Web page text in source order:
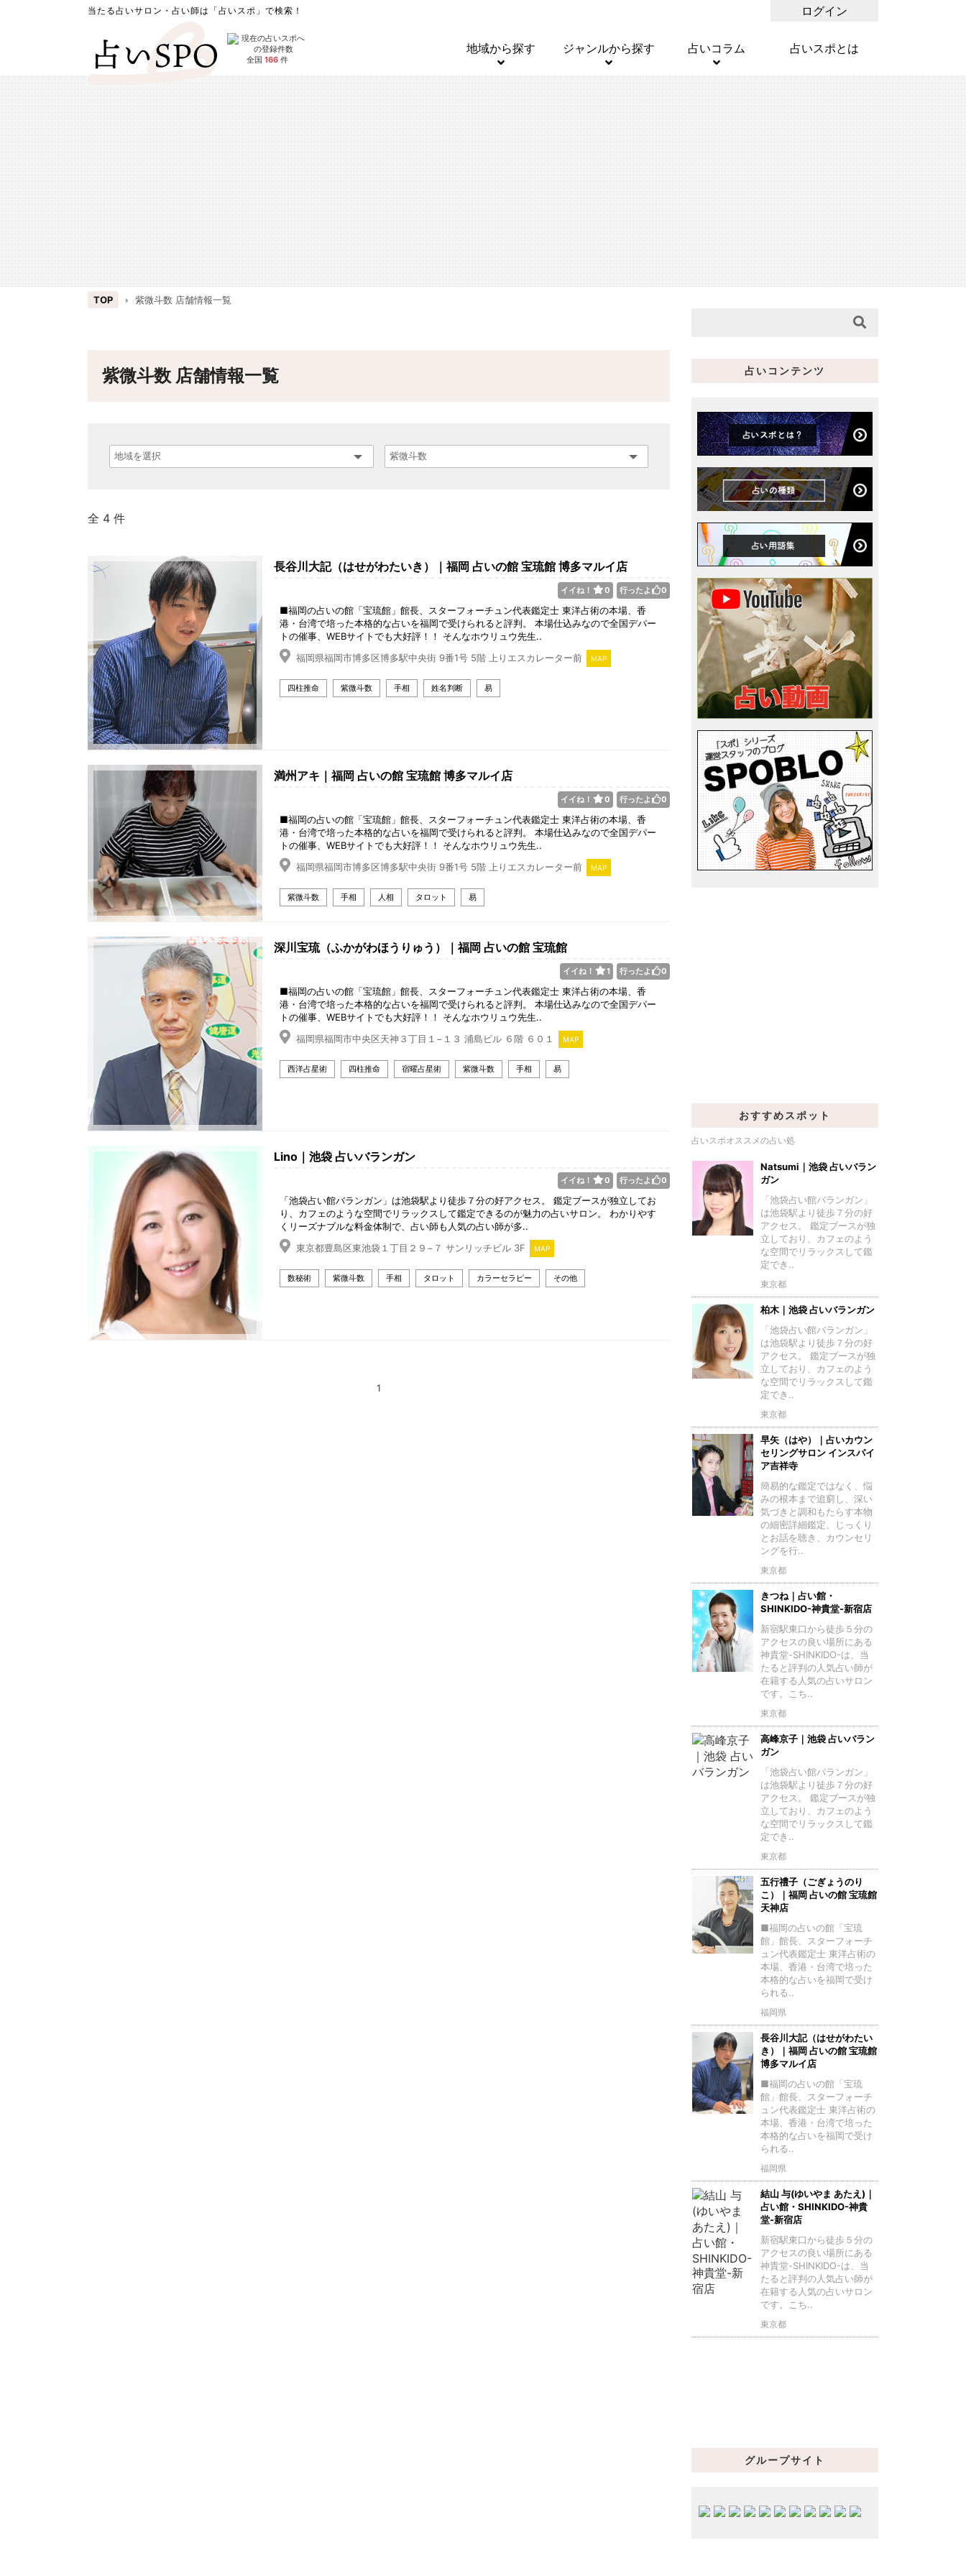
当たる占いサロン・占い師は「占いスポ」で検索！ ログイン
全国 166 件
地域から探す ジャンルから探す 占いコラム 占いスポとは
TOP 紫微斗数 店舗情報一覧
紫微斗数 店舗情報一覧
全 4 件
長谷川大記（はせがわたいき）｜福岡 占いの館 宝琉館 博多マルイ店
イイね！ 0 行ったよ 0
■福岡の占いの館「宝琉館」館長、スターフォーチュン代表鑑定士 東洋占術の本場、香
港・台湾で培った本格的な占いを福岡で受けられると評判。 本場仕込みなので全国デパー
トの催事、WEBサイトでも大好評！！ そんなホウリュウ先生..
福岡県福岡市博多区博多駅中央街 9番1号 5階 上りエスカレーター前
MAP
四柱推命 紫微斗数 手相 姓名判断 易
満州アキ｜福岡 占いの館 宝琉館 博多マルイ店
イイね！ 0 行ったよ 0
■福岡の占いの館「宝琉館」館長、スターフォーチュン代表鑑定士 東洋占術の本場、香
港・台湾で培った本格的な占いを福岡で受けられると評判。 本場仕込みなので全国デパー
トの催事、WEBサイトでも大好評！！ そんなホウリュウ先生..
福岡県福岡市博多区博多駅中央街 9番1号 5階 上りエスカレーター前
MAP
紫微斗数 手相 人相 タロット 易
深川宝琉（ふかがわほうりゅう）｜福岡 占いの館 宝琉館
イイね！ 1 行ったよ 0
■福岡の占いの館「宝琉館」館長、スターフォーチュン代表鑑定士 東洋占術の本場、香
港・台湾で培った本格的な占いを福岡で受けられると評判。 本場仕込みなので全国デパー
トの催事、WEBサイトでも大好評！！ そんなホウリュウ先生..
福岡県福岡市中央区天神３丁目１−１３ 浦島ビル ６階 ６０１
MAP
西洋占星術 四柱推命 宿曜占星術 紫微斗数 手相 易
Lino｜池袋 占いバランガン
イイね！ 0 行ったよ 0
「池袋占い館バランガン」は池袋駅より徒歩７分の好アクセス。 鑑定ブースが独立してお
り、カフェのような空間でリラックスして鑑定できるのが魅力の占いサロン。 わかりやす
くリーズナブルな料金体制で、占い師も人気の占い師が多..
東京都豊島区東池袋１丁目２９−７ サンリッチビル 3F
MAP
数秘術 紫微斗数 手相 タロット カラーセラピー その他
1
占いコンテンツ
おすすめスポット
占いスポオススメの占い処
Natsumi｜池袋 占いバラン
ガン
「池袋占い館バランガン」
は池袋駅より徒歩７分の好
アクセス。 鑑定ブースが独
立しており、カフェのよう
な空間でリラックスして鑑
定でき..
東京都
柏木｜池袋 占いバランガン
「池袋占い館バランガン」
は池袋駅より徒歩７分の好
アクセス。 鑑定ブースが独
立しており、カフェのよう
な空間でリラックスして鑑
定でき..
東京都
早矢（はや）｜占いカウン
セリングサロン インスパイ
ア吉祥寺
簡易的な鑑定ではなく、悩
みの根本まで追窮し、深い
気づきと調和もたらす本物
の細密詳細鑑定、じっくり
とお話を聴き、カウンセリ
ングを行..
東京都
きつね｜占い館・
SHINKIDO-神貴堂-新宿店
新宿駅東口から徒歩５分の
アクセスの良い場所にある
神貴堂-SHINKIDO-は、当
たると評判の人気占い師が
在籍する人気の占いサロン
です。こち..
東京都
高峰京子｜池袋 占いバラン
ガン
「池袋占い館バランガン」
は池袋駅より徒歩７分の好
アクセス。 鑑定ブースが独
立しており、カフェのよう
な空間でリラックスして鑑
定でき..
東京都
五行禮子（ごぎょうのり
こ）｜福岡 占いの館 宝琉館
天神店
■福岡の占いの館「宝琉
館」館長、スターフォーチ
ュン代表鑑定士 東洋占術の
本場、香港・台湾で培った
本格的な占いを福岡で受け
られる..
福岡県
長谷川大記（はせがわたい
き）｜福岡 占いの館 宝琉館
博多マルイ店
■福岡の占いの館「宝琉
館」館長、スターフォーチ
ュン代表鑑定士 東洋占術の
本場、香港・台湾で培った
本格的な占いを福岡で受け
られる..
福岡県
結山 与(ゆいやま あたえ)｜
占い館・SHINKIDO-神貴
堂-新宿店
新宿駅東口から徒歩５分の
アクセスの良い場所にある
神貴堂-SHINKIDO-は、当
たると評判の人気占い師が
在籍する人気の占いサロン
です。こち..
東京都
グループサイト